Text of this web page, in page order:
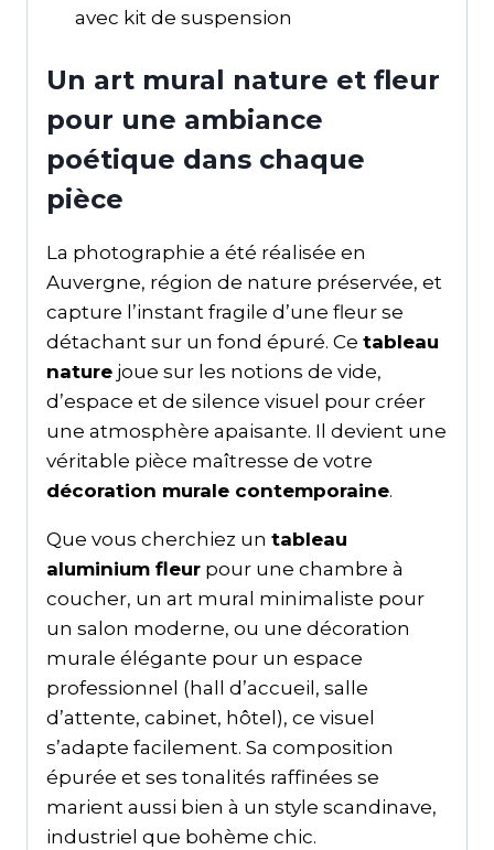
avec kit de suspension
Un art mural nature et fleur
pour une ambiance
poétique dans chaque
pièce
La photographie a été réalisée en
Auvergne, région de nature préservée, et
capture l’instant fragile d’une fleur se
détachant sur un fond épuré. Ce tableau
nature joue sur les notions de vide,
d’espace et de silence visuel pour créer
une atmosphère apaisante. Il devient une
véritable pièce maîtresse de votre
décoration murale contemporaine.
Que vous cherchiez un tableau
aluminium fleur pour une chambre à
coucher, un art mural minimaliste pour
un salon moderne, ou une décoration
murale élégante pour un espace
professionnel (hall d’accueil, salle
d’attente, cabinet, hôtel), ce visuel
s’adapte facilement. Sa composition
épurée et ses tonalités raffinées se
marient aussi bien à un style scandinave,
industriel que bohème chic.